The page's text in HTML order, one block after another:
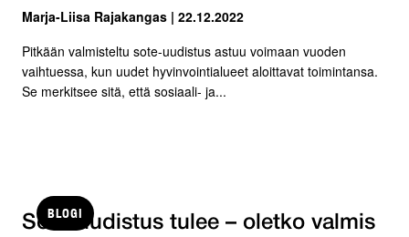
Marja-Liisa Rajakangas | 22.12.2022
Pitkään valmisteltu sote-uudistus astuu voimaan vuoden
vaihtuessa, kun uudet hyvinvointialueet aloittavat toimintansa.
Se merkitsee sitä, että sosiaali- ja...
BLOGI
Sote-uudistus tulee – oletko valmis